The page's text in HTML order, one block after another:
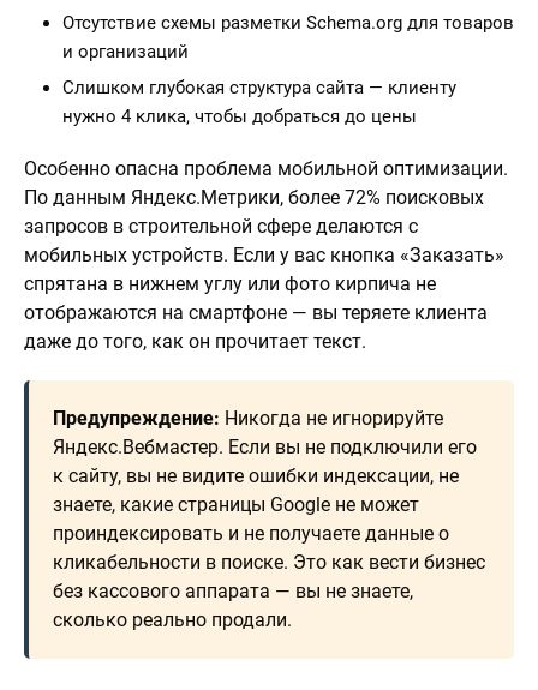
Отсутствие схемы разметки Schema.org для товаров
и организаций
Слишком глубокая структура сайта — клиенту
нужно 4 клика, чтобы добраться до цены
Особенно опасна проблема мобильной оптимизации.
По данным Яндекс.Метрики, более 72% поисковых
запросов в строительной сфере делаются с
мобильных устройств. Если у вас кнопка «Заказать»
спрятана в нижнем углу или фото кирпича не
отображаются на смартфоне — вы теряете клиента
даже до того, как он прочитает текст.
Предупреждение: Никогда не игнорируйте
Яндекс.Вебмастер. Если вы не подключили его
к сайту, вы не видите ошибки индексации, не
знаете, какие страницы Google не может
проиндексировать и не получаете данные о
кликабельности в поиске. Это как вести бизнес
без кассового аппарата — вы не знаете,
сколько реально продали.